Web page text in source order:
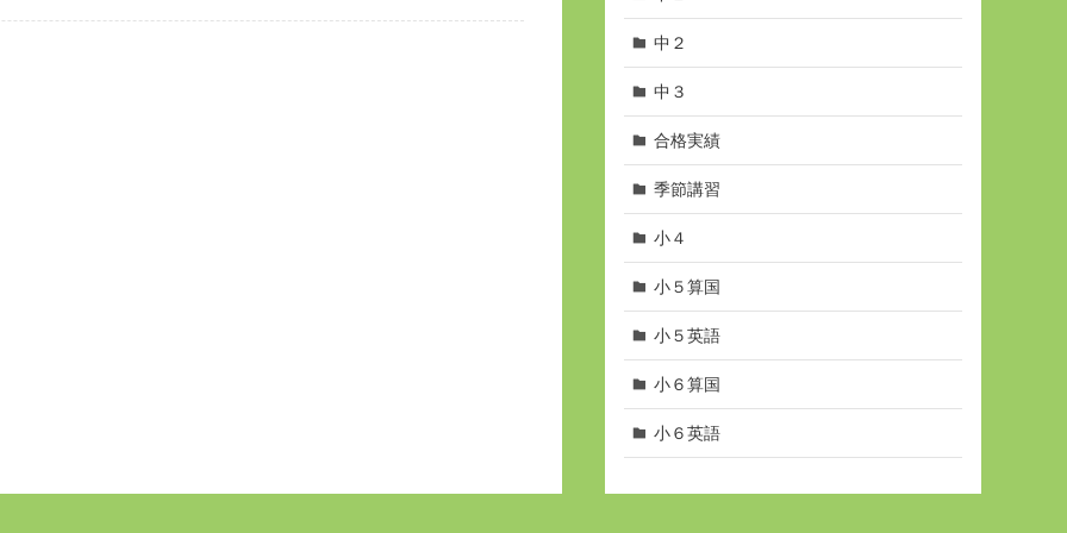
中２
中３
合格実績
季節講習
小４
小５算国
小５英語
小６算国
小６英語